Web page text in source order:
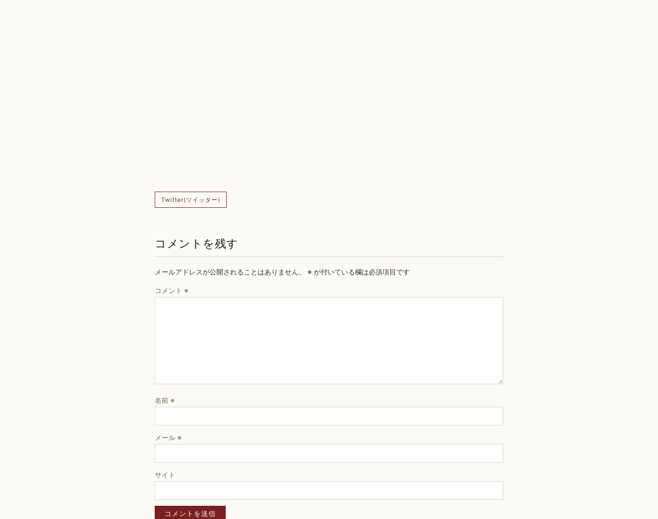
Twitter(ツイッター)
コメントを残す
メールアドレスが公開されることはありません。 ※ が付いている欄は必須項目です
コメント ※
名前 ※
メール ※
サイト